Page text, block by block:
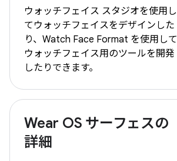
ウォッチフェイス スタジオを使用し
てウォッチフェイスをデザインした
り、Watch Face Format を使用して
ウォッチフェイス用のツールを開発
したりできます。
Wear OS サーフェスの
詳細